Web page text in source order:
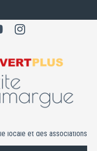
locale et des associations